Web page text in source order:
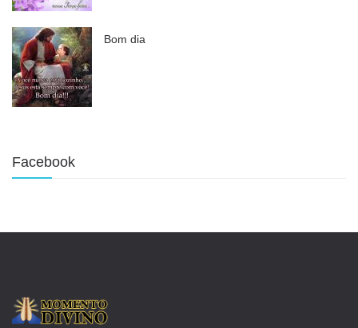
Bom dia
Facebook